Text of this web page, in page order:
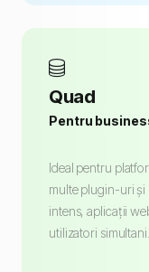
Quad
Pentru
Ideal pentru
multe plugin-uri
intens, aplicații
utilizatori simultani.